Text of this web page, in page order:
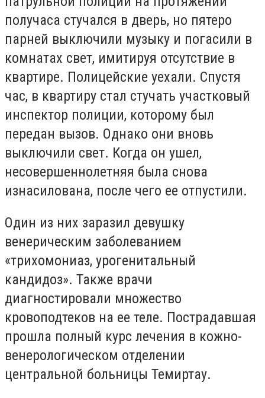
получаса стучался в дверь, но пятеро
парней выключили музыку и погасили в
комнатах свет, имитируя отсутствие в
квартире. Полицейские уехали. Спустя
час, в квартиру стал стучать участковый
инспектор полиции, которому был
передан вызов. Однако они вновь
выключили свет. Когда он ушел,
несовершеннолетняя была снова
изнасилована, после чего ее отпустили.
Один из них заразил девушку
венерическим заболеванием
«трихомониаз, урогенитальный
кандидоз». Также врачи
диагностировали множество
кровоподтеков на ее теле. Пострадавшая
прошла полный курс лечения в кожно-
венерологическом отделении
центральной больницы Темиртау.